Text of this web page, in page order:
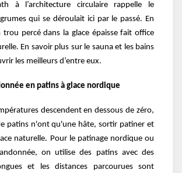
à l’architecture circulaire rappelle le
qui se déroulait ici par le passé. En
percé dans la glace épaisse fait office
En savoir plus sur le sauna et les bains
les meilleurs d’entre eux.
en patins à glace nordique
descendent en dessous de zéro,
patins n'ont qu'une hâte, sortir patiner et
naturelle. Pour le patinage nordique ou
on utilise des patins avec des
et les distances parcourues sont